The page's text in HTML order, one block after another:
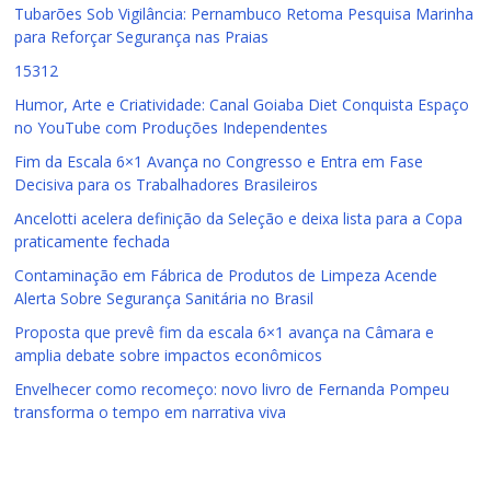
Tubarões Sob Vigilância: Pernambuco Retoma Pesquisa Marinha
para Reforçar Segurança nas Praias
15312
Humor, Arte e Criatividade: Canal Goiaba Diet Conquista Espaço
no YouTube com Produções Independentes
Fim da Escala 6×1 Avança no Congresso e Entra em Fase
Decisiva para os Trabalhadores Brasileiros
Ancelotti acelera definição da Seleção e deixa lista para a Copa
praticamente fechada
Contaminação em Fábrica de Produtos de Limpeza Acende
Alerta Sobre Segurança Sanitária no Brasil
Proposta que prevê fim da escala 6×1 avança na Câmara e
amplia debate sobre impactos econômicos
Envelhecer como recomeço: novo livro de Fernanda Pompeu
transforma o tempo em narrativa viva